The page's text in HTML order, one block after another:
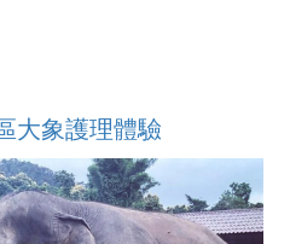
大象護理體驗